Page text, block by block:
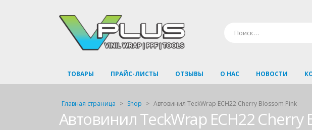
ТОВАРЫ ПРАЙС-ЛИСТЫ ОТЗЫВЫ О НАС НОВОСТИ
Главная страница > Shop > Автовинил TeckWrap ECH22 Cherry Blossom Pink
Автовинил TeckWrap ECH22 Cherry